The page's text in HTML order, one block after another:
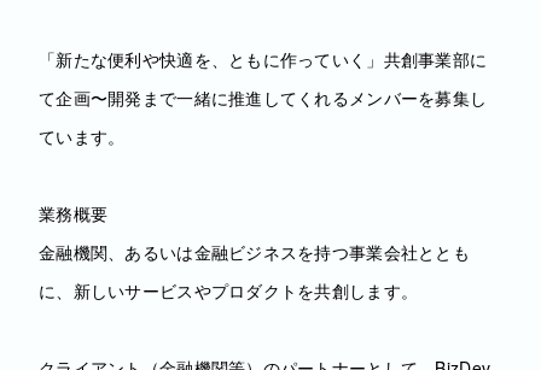
「新たな便利や快適を、ともに作っていく」共創事業部に
て企画〜開発まで一緒に推進してくれるメンバーを募集し
ています。
業務概要
金融機関、あるいは金融ビジネスを持つ事業会社ととも
に、新しいサービスやプロダクトを共創します。